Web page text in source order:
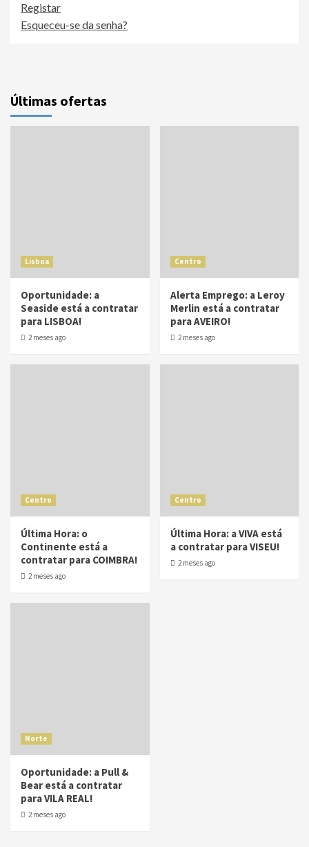
Registar
Esqueceu-se da senha?
Últimas ofertas
Lisboa
Oportunidade: a
Seaside está a contratar
para LISBOA!
2 meses ago
Centro
Alerta Emprego: a Leroy
Merlin está a contratar
para AVEIRO!
2 meses ago
Centro
Última Hora: o
Continente está a
contratar para COIMBRA!
2 meses ago
Centro
Última Hora: a VIVA está
a contratar para VISEU!
2 meses ago
Norte
Oportunidade: a Pull &
Bear está a contratar
para VILA REAL!
2 meses ago